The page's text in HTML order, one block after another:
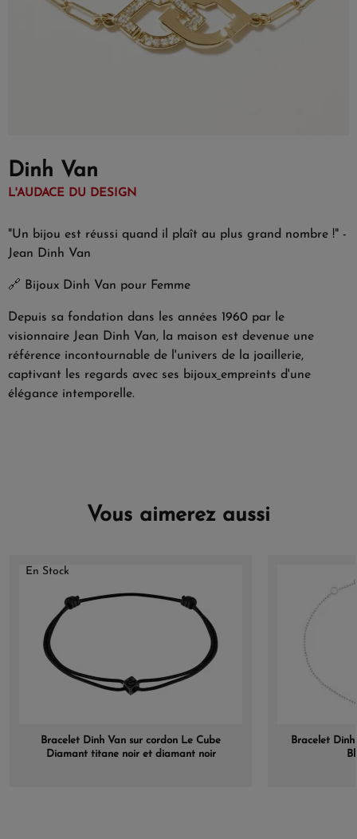
Dinh Van
L'AUDACE DU DESIGN
"Un bijou est réussi quand il plaît au plus grand nombre !" -
Jean Dinh Van
🔗 Bijoux Dinh Van pour Femme
Depuis sa fondation dans les années 1960 par le
visionnaire Jean Dinh Van, la maison est devenue une
référence incontournable de l'univers de la joaillerie,
captivant les regards avec ses bijoux empreints d'une
élégance intemporelle.
Vous aimerez aussi
En Stock
Bracelet Dinh Van sur cordon Le Cube
Diamant titane noir et diamant noir
Bracelet